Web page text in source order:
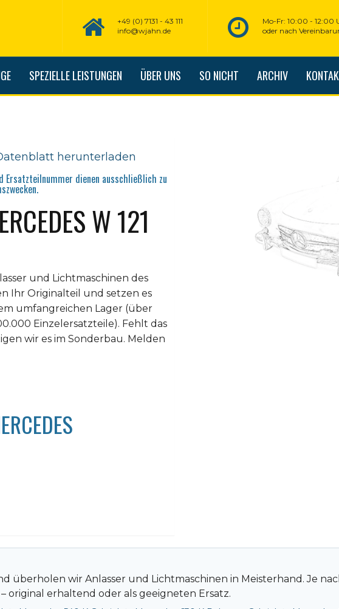
Mo-Fr: 10:00 - 12:00
oder nach
+49 (0) 7131 - 43 111
info@wjahn.de
SPEZIELLE LEISTUNGEN ÜBER UNS SO NICHT ARCHIV
herunterladen
Ersatzteilnummer dienen ausschließlich zu
W 121
und Lichtmaschinen des
Ihr Originalteil und setzen es
umfangreichen Lager (über
Einzelersatzteile). Fehlt das
wir es im Sonderbau. Melden
überholen wir Anlasser und Lichtmaschinen in Meisterhand. Je
original erhaltend oder als geeigneten Ersatz.